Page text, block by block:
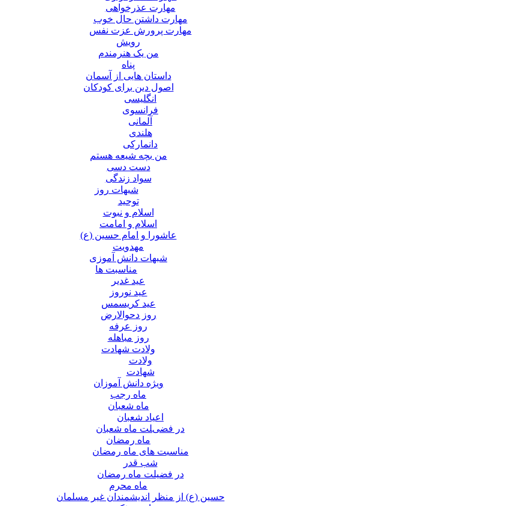
مهارت عذرخواهی
مهارت داشتن حال خوب
مهارت پرورش عزت نفس
رویش
من یک هنرمندم
پناه
داستان هایی از آسمان
اصول دین برای کودکان
انگلیسی
فرانسوی
آلمانی
هلندی
دانمارکی
من بچه شیعه هستم
دست دسی
سواد زندگی
شبهات روز
توحید
اسلام و نبوت
اسلام و امامت
عاشورا و امام حسین (ع)
مهدویت
شبهات دانش آموزی
مناسبت ها
عید غدير
عید نوروز
عید کریسمس
روز دحوالارض
روز عرفه
روز مباهله
ولادت شهادت
ولادت
شهادت
ویژه دانش آموزان
ماه رجب
ماه شعبان
اعیاد شعبان
در فضیلت ماه شعبان
ماه رمضان
مناسبت های ماه رمضان
شب قدر
در فضیلت ماه رمضان
ماه محرم
حسین (ع) از منظر اندیشمندان غیر مسلمان